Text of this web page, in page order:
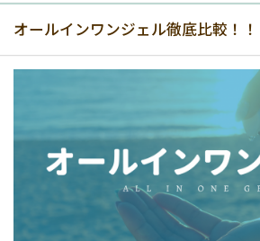
オールインワンジェル徹底比較！！